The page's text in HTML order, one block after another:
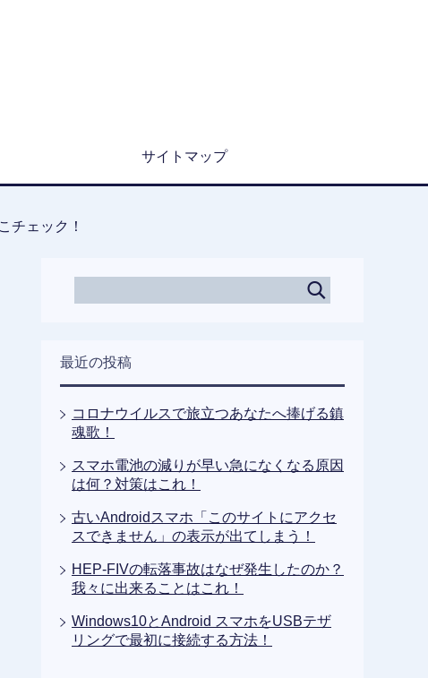
サイトマップ
チェック！
最近の投稿
コロナウイルスで旅立つあなたへ捧げる鎮
魂歌！
スマホ電池の減りが早い急になくなる原因
は何？対策はこれ！
古いAndroidスマホ「このサイトにアクセ
スできません」の表示が出てしまう！
HEP-FIVの転落事故はなぜ発生したのか？
我々に出来ることはこれ！
Windows10とAndroid スマホをUSBテザ
リングで最初に接続する方法！